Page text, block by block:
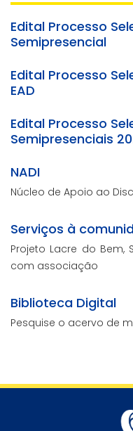
Edital Processo
Semipresencial
Edital Processo
EAD
Edital Processo
Semipresenciais
NADI
Núcleo de Apoio ao
Serviços à
Projeto Lacre do
com associação
Biblioteca Digital
Pesquise o acervo de